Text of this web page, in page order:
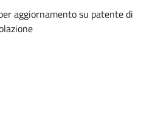
aggiornamento su patente di